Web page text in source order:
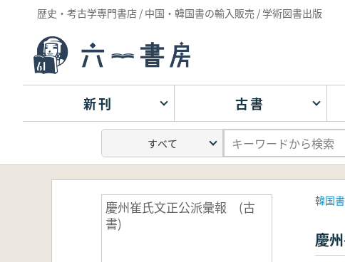
歴史・考古学専門書店 / 中国・韓国書の輸入販売 / 学術図書出版
新刊 古書
慶州崔氏文正公派彙報 (古
書)
韓国書
慶